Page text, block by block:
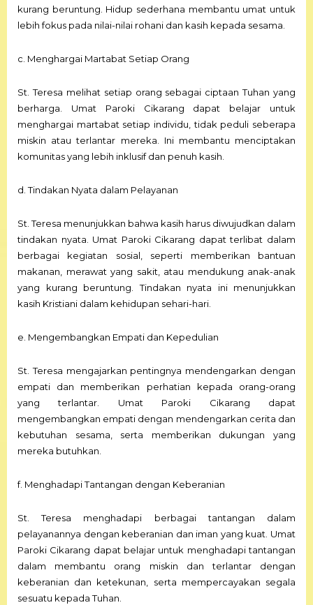
kurang beruntung. Hidup sederhana membantu umat untuk
lebih fokus pada nilai-nilai rohani dan kasih kepada sesama.
c. Menghargai Martabat Setiap Orang
St. Teresa melihat setiap orang sebagai ciptaan Tuhan yang
berharga. Umat Paroki Cikarang dapat belajar untuk
menghargai martabat setiap individu, tidak peduli seberapa
miskin atau terlantar mereka. Ini membantu menciptakan
komunitas yang lebih inklusif dan penuh kasih.
d. Tindakan Nyata dalam Pelayanan
St. Teresa menunjukkan bahwa kasih harus diwujudkan dalam
tindakan nyata. Umat Paroki Cikarang dapat terlibat dalam
berbagai kegiatan sosial, seperti memberikan bantuan
makanan, merawat yang sakit, atau mendukung anak-anak
yang kurang beruntung. Tindakan nyata ini menunjukkan
kasih Kristiani dalam kehidupan sehari-hari.
e. Mengembangkan Empati dan Kepedulian
St. Teresa mengajarkan pentingnya mendengarkan dengan
empati dan memberikan perhatian kepada orang-orang
yang terlantar. Umat Paroki Cikarang dapat
mengembangkan empati dengan mendengarkan cerita dan
kebutuhan sesama, serta memberikan dukungan yang
mereka butuhkan.
f. Menghadapi Tantangan dengan Keberanian
St. Teresa menghadapi berbagai tantangan dalam
pelayanannya dengan keberanian dan iman yang kuat. Umat
Paroki Cikarang dapat belajar untuk menghadapi tantangan
dalam membantu orang miskin dan terlantar dengan
keberanian dan ketekunan, serta mempercayakan segala
sesuatu kepada Tuhan.